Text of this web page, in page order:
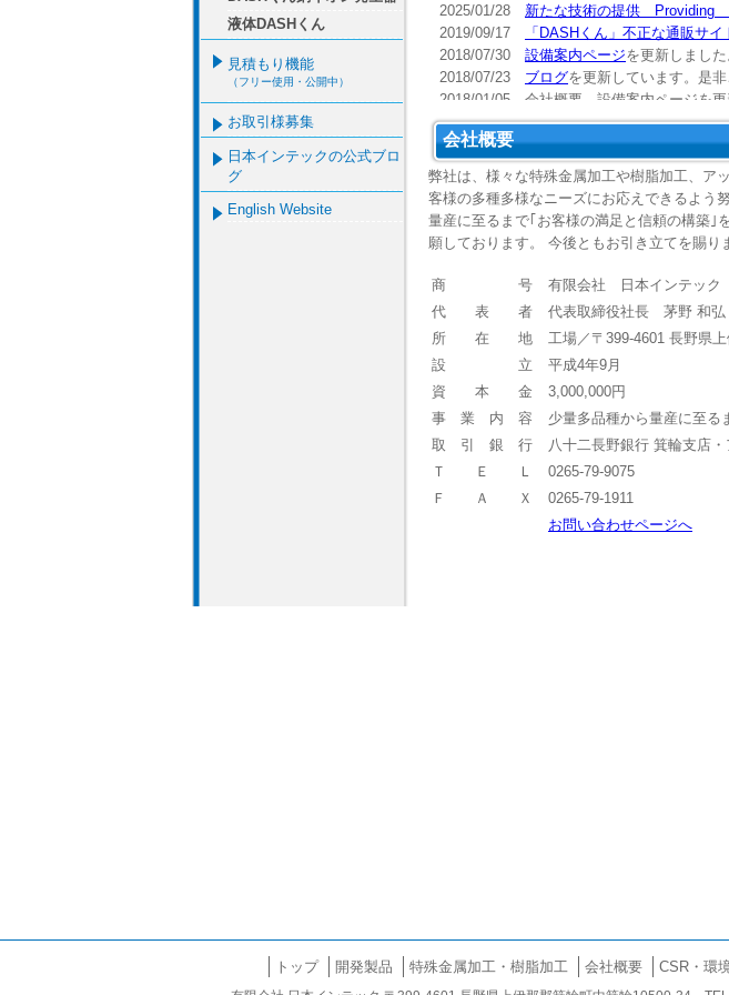
2025/01/28 新たな技術の提供 Providing
2019/09/17
「DASHくん」不正な通販サ
2018/07/30 設備案内ページを更新しました
2018/07/23 ブログを更新しています。是非
2018/01/05 会社概要、設備案内ページを更
2016/08/06 設備案内ページを更新しました
2015/07/13 イオンDASHくんページを追加
2015/04/25 DASH-kun English Website を
2015/02/17 アイデア募集ページを追加しま
2015/02/17 銅イオン発生器ページを追加
2015/02/17 デザインを変更しました。
会社概要
弊社は、様々な特殊金属加工や樹脂加工、ア
客様の多種多様なニーズにお応えできるよう
量産に至るまで｢お客様の満足と信頼の構築｣
願しております。 今後ともお引き立てを賜り
商 号
有限会社 日本インテック
代 表 者
代表取締役社長 茅野 和弘
所 在 地
工場／〒399-4601 長野県
設 立
平成4年9月
資 本 金
3,000,000円
事 業 内 容
少量多品種から量産に至る
取 引 銀 行
八十二長野銀行 箕輪支店
Ｔ Ｅ Ｌ
0265-79-9075
Ｆ Ａ Ｘ
0265-79-1911
お問い合わせページへ
液体DASHくん
見積もり機能
（フリー使用・公開中）
お取引様募集
日本インテックの公式ブロ
グ
English Website
トップ 開発製品 特殊金属加工・樹脂加工 会社概要 CSR・環